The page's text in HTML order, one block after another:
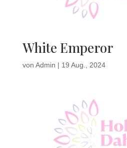
White Emperor
von Admin | 19 Aug., 2024